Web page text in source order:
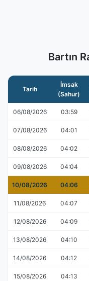
Bartın
Tarih
İmsak
(Sahur)
06/08/2026 03:59
07/08/2026 04:01
08/08/2026 04:02
09/08/2026 04:04
10/08/2026 04:06
11/08/2026 04:07
12/08/2026 04:09
13/08/2026 04:10
14/08/2026 04:12
15/08/2026 04:13